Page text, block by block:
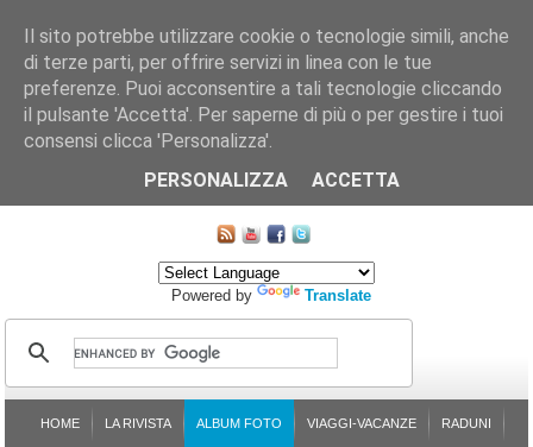
CHI SIAMO LE SEZIONI ASSICURGRANDA
ISCRIZIONE L'AVVOCATO RISPONDE SONDAGGI
Powered by Translate
HOME LA RIVISTA ALBUM FOTO VIAGGI-VACANZE RADUNI
Il sito potrebbe utilizzare cookie o tecnologie simili, anche
di terze parti, per offrire servizi in linea con le tue
preferenze. Puoi acconsentire a tali tecnologie cliccando
il pulsante 'Accetta'. Per saperne di più o per gestire i tuoi
consensi clicca 'Personalizza'.
PERSONALIZZA
ACCETTA